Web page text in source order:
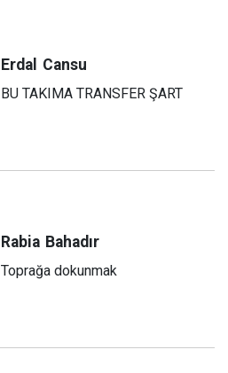
Erdal Cansu
BU TAKIMA TRANSFER ŞART
Rabia Bahadır
Toprağa dokunmak